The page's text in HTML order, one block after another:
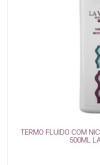
TERMO FLUIDO COM
500ML